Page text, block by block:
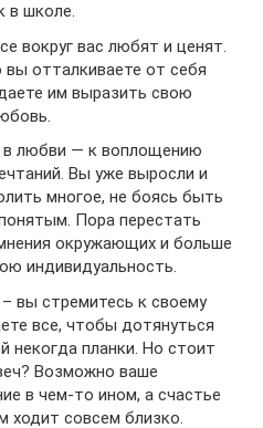
в школе.
вокруг вас любят и ценят.
отталкиваете от себя
им выразить свою
в любви — к воплощению
Вы уже выросли и
многое, не боясь быть
Пора перестать
окружающих и больше
индивидуальность.
вы стремитесь к своему
все, чтобы дотянуться
некогда планки. Но стоит
Возможно ваше
в чем-то ином, а счастье
ходит совсем близко.